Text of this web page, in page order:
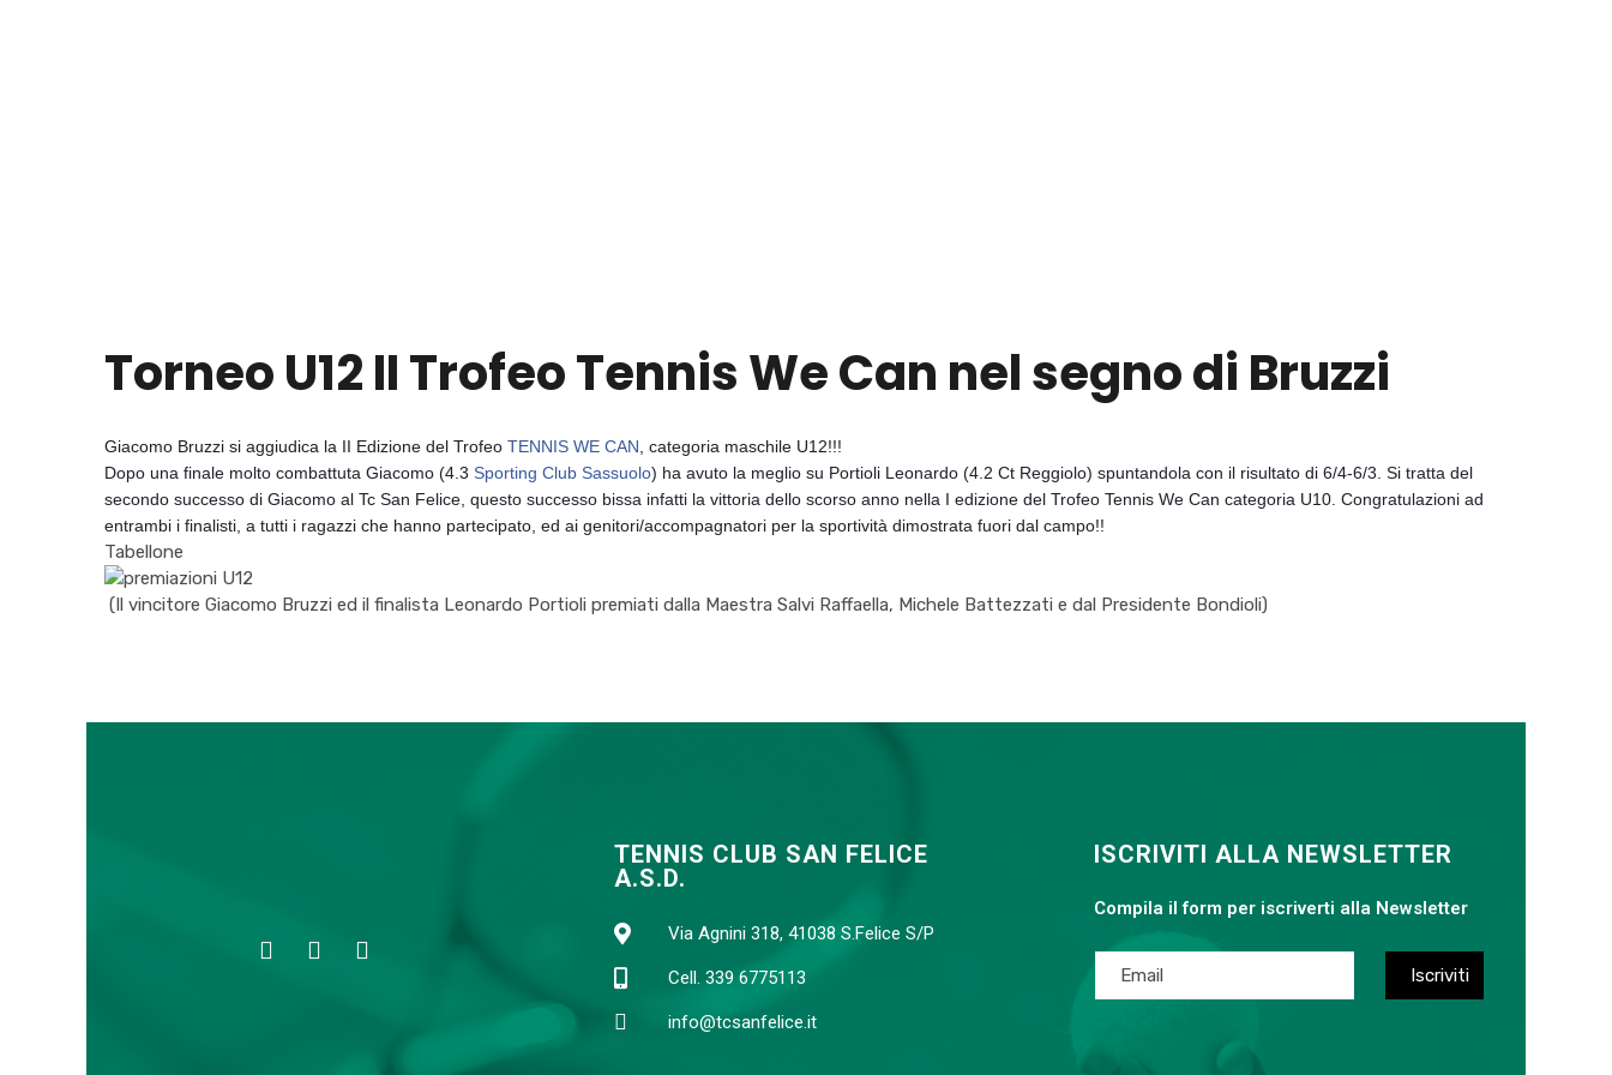
Torneo U12 II Trofeo Tennis We Can nel segno di Bruzzi
Giacomo Bruzzi si aggiudica la II Edizione del Trofeo TENNIS WE CAN , categoria maschile U12!!!
Dopo una finale molto combattuta Giacomo (4.3 Sporting Club Sassuolo) ha avuto la meglio su Portioli Leonardo (4.2 Ct Reggiolo) spuntandola con il risultato di 6/4-6/3. Si tratta del
secondo successo di Giacomo al Tc San Felice, questo successo bissa infatti la vittoria dello scorso anno nella I edizione del Trofeo Tennis We Can categoria U10. Congratulazioni ad
entrambi i finalisti, a tutti i ragazzi che hanno partecipato, ed ai genitori/accompagnatori per la sportività dimostrata fuori dal campo!!
Tabellone
(Il vincitore Giacomo Bruzzi ed il finalista Leonardo Portioli premiati dalla Maestra Salvi Raffaella, Michele Battezzati e dal Presidente Bondioli)
TENNIS CLUB SAN FELICE
A.S.D.
Via Agnini 318, 41038 S.Felice S/P
Cell. 339 6775113
info@tcsanfelice.it
ISCRIVITI ALLA NEWSLETTER
Compila il form per iscriverti alla Newsletter